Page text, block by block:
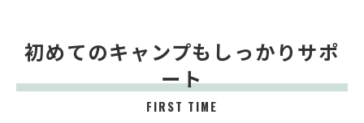
初めてのキャンプもしっかりサポ
ート
FIRST TIME